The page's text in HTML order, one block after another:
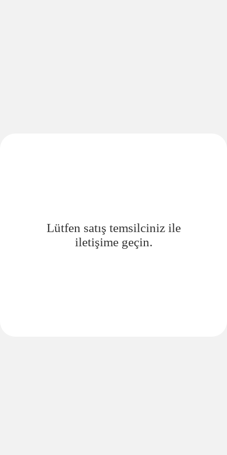
Lütfen satış temsilciniz ile
iletişime geçin.